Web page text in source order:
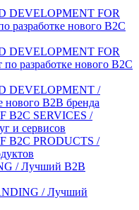
DEVELOPMENT FOR
разработке нового B2C
DEVELOPMENT FOR
разработке нового B2C
DEVELOPMENT /
нового B2B бренда
B2C SERVICES /
и сервисов
B2C PRODUCTS /
/ Лучший B2B
/ Лучший